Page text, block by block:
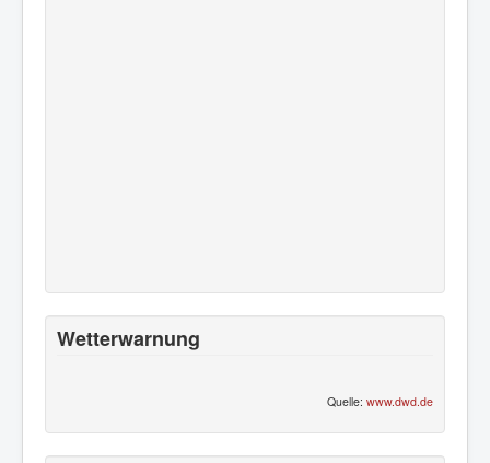
Wetterwarnung
Quelle: www.dwd.de